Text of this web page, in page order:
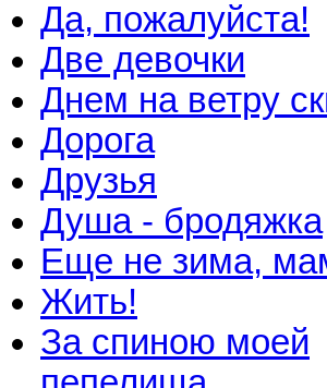
Да, пожалуйста!
Две девочки
Днем на ветру
Дорога
Друзья
Душа - бродяжка
Еще не зима,
Жить!
За спиною моей